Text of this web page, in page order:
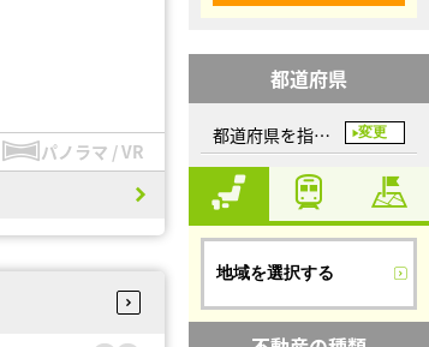
パノラマ / VR
都道府県
都道府県を指定してください 変更
地域を選択する